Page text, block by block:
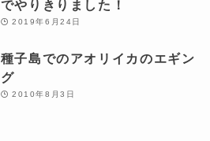
でやりきりました！
2019年6月24日
種子島でのアオリイカのエギン
グ
2010年8月3日